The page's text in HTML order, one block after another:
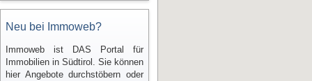
Neu bei Immoweb?
Immoweb ist DAS Portal für
Immobilien in Südtirol. Sie können
hier Angebote durchstöbern oder